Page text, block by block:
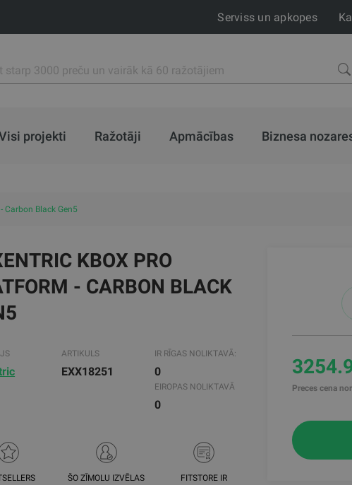
Serviss un apkopes
projekti Ražotāji Apmācības Biznesa
Carbon Black Gen5
KBOX PRO
- CARBON BLACK
ARTIKULS
EXX18251
IR RĪGAS NOLIKTAVĀ:
0
EIROPAS NOLIKTAVĀ
0
ŠO ZĪMOLU IZVĒLAS
FITSTORE IR
Preces cena